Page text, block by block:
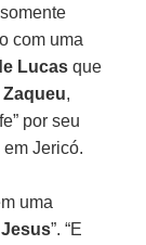
com uma
Lucas que
Zaqueu,
por seu
Jericó.
uma
Jesus”. “E